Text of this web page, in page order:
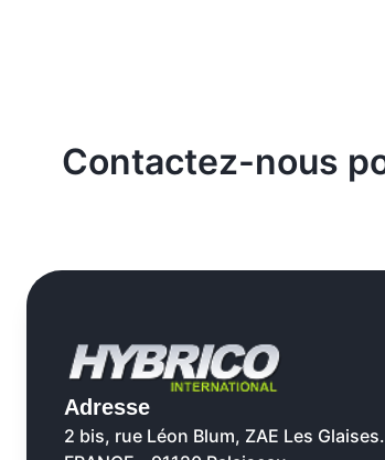
Contactez-nous
Adresse
2 bis, rue Léon Blum, ZAE Les Glaises.